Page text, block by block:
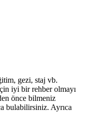
gezi, staj vb.
iyi bir rehber olmayı
önce bilmeniz
bulabilirsiniz. Ayrıca